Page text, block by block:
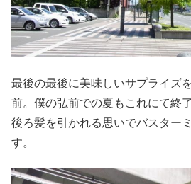
最後の最後に美味しいサプライズ
前。僕の弘前での夏もこれにて終
後ろ髪を引かれる思いでバスター
す。